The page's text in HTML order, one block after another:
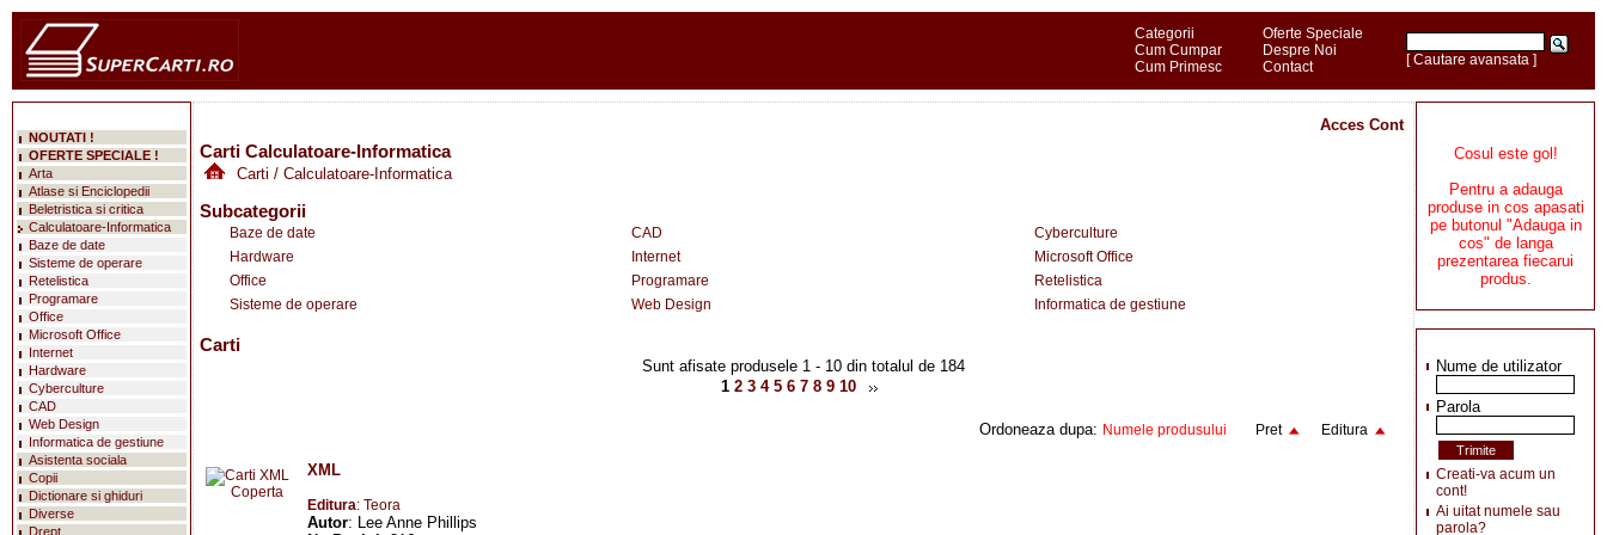
Categorii
Cum Cumpar
Cum Primesc
Oferte Speciale
Despre Noi
Contact
[ Cautare avansata ]
Acces Cont
Carti Calculatoare-Informatica
Carti / Calculatoare-Informatica
Subcategorii
Baze de date CAD
Cyberculture
Hardware
Internet
Microsoft Office
Office
Programare
Retelistica
Sisteme de operare
Web Design Informatica de gestiune
Carti
Sunt afisate produsele 1 - 10 din totalul de 184
1 2 3 4 5 6 7 8 9 10
Ordoneaza dupa: Numele produsului Pret Editura
XML
Editura: Teora
Autor: Lee Anne Phillips
NOUTATI !
OFERTE SPECIALE !
Arta
Atlase si Enciclopedii
Beletristica si critica
Calculatoare-Informatica
Baze de date
Sisteme de operare
Retelistica
Programare
Office
Microsoft Office
Internet
Hardware
Cyberculture
CAD
Web Design
Informatica de gestiune
Asistenta sociala
Copii
Dictionare si ghiduri
Diverse
Drept
Cosul este gol!
Pentru a adauga
produse in cos apasati
pe butonul "Adauga in
cos" de langa
prezentarea fiecarui
produs.
Nume de utilizator
Parola
Creati-va acum un
cont!
Ai uitat numele sau
parola?